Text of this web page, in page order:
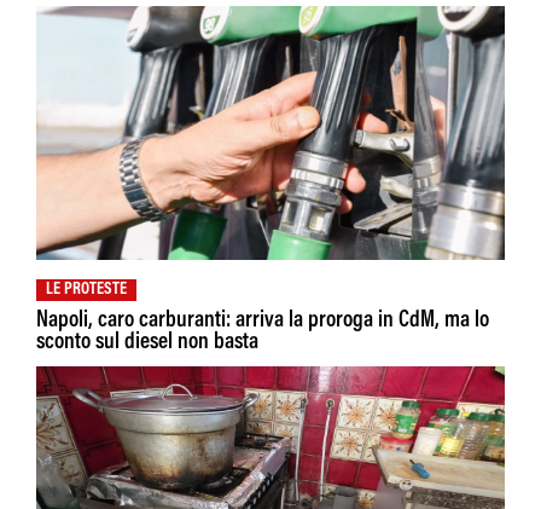
LE PROTESTE
Napoli, caro carburanti: arriva la proroga in CdM, ma lo
sconto sul diesel non basta